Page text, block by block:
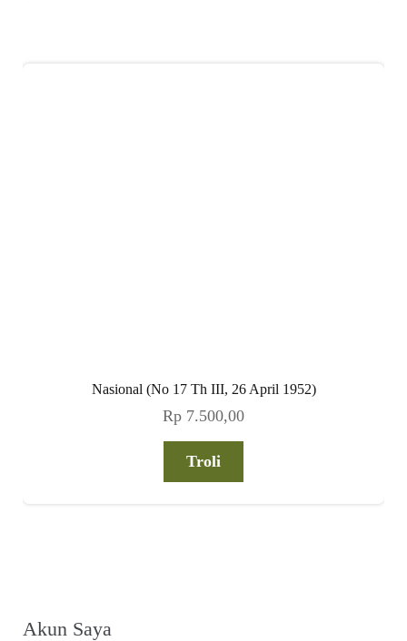
Nasional (No 17 Th III, 26 April 1952)
Rp 7.500,00
Troli
Akun Saya